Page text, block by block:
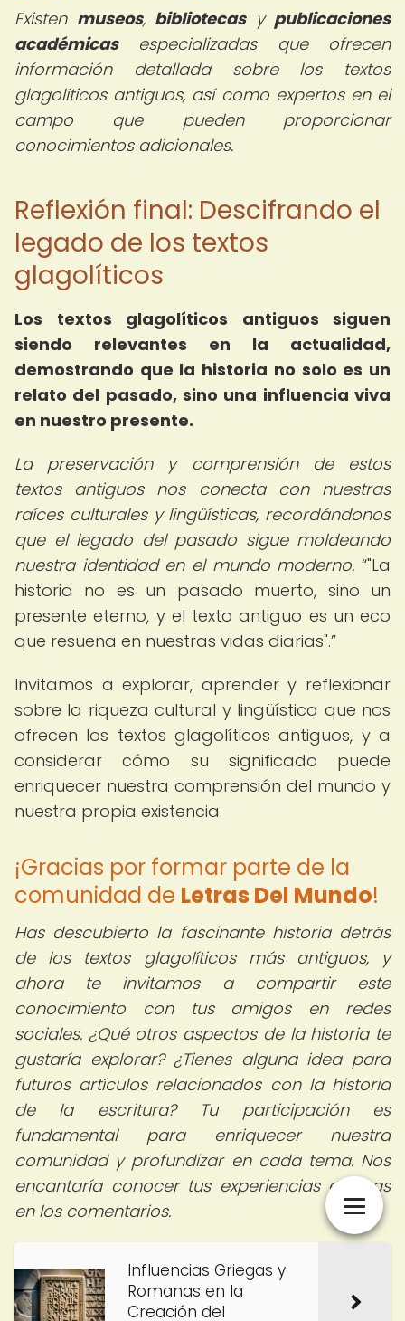
Existen museos, bibliotecasy publicaciones
académicasespecializadas que ofrecen
información detallada sobre los textos
glagolíticos antiguos, así como expertos en el
campo que pueden proporcionar
conocimientos adicionales.
Reflexión final: Descifrando el
legado de los textos
glagolíticos
Los textos glagolíticos antiguos siguen
siendo relevantes en la actualidad,
demostrando que la historia no solo es un
relato del pasado, sino una influencia viva
en nuestro presente.
La preservación y comprensión de estos
textos antiguos nos conecta con nuestras
raíces culturales y lingüísticas, recordándonos
que el legado del pasado sigue moldeando
nuestra identidad en el mundo moderno. "La
historia no es un pasado muerto, sino un
presente eterno, y el texto antiguo es un eco
que resuena en nuestras vidas diarias".
Invitamos a explorar, aprender y reflexionar
sobre la riqueza cultural y lingüística que nos
ofrecen los textos glagolíticos antiguos, y a
considerar cómo su significado puede
enriquecer nuestra comprensión del mundo y
nuestra propia existencia.
¡Gracias por formar parte de la
comunidad de Letras Del Mundo!
Has descubierto la fascinante historia detrás
de los textos glagolíticos más antiguos, y
ahora te invitamos a compartir este
conocimiento con tus amigos en redes
sociales. ¿Qué otros aspectos de la historia te
gustaría explorar? ¿Tienes alguna idea para
futuros artículos relacionados con la historia
de la escritura? Tu participación es
fundamental para enriquecer nuestra
comunidad y profundizar en cada tema. Nos
encantaría conocer tus experiencias e ideas
en los comentarios.
Influencias Griegas y
Romanas en la
Creación del